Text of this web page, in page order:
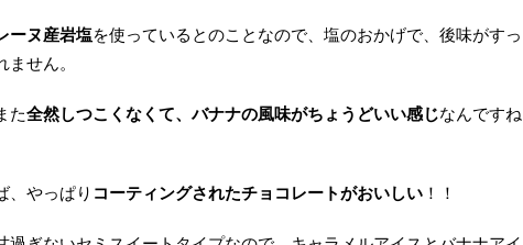
ーヌ産岩塩を使っているとのことなので、塩のおかげで、後味がすっ
せん。
た全然しつこくなくて、バナナの風味がちょうどいい感じなんですね
、やっぱり コーティングされたチョコレートがおいしい ！！